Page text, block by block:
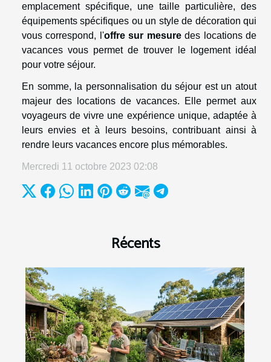
Récents
emplacement spécifique, une taille particulière, des
équipements spécifiques ou un style de décoration qui
vous correspond, l'offre sur mesuredes locations de
vacances vous permet de trouver le logement idéal
pour votre séjour.
En somme, la personnalisation du séjour est un atout
majeur des locations de vacances. Elle permet aux
voyageurs de vivre une expérience unique, adaptée à
leurs envies et à leurs besoins, contribuant ainsi à
rendre leurs vacances encore plus mémorables.
Mercredi 11 octobre 2023 02:08